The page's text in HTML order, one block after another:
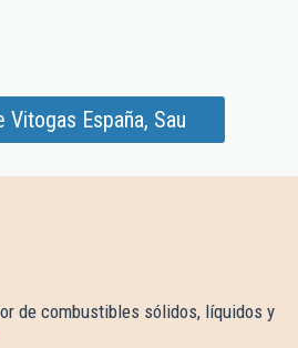
España, Sau
de combustibles sólidos, líquidos y